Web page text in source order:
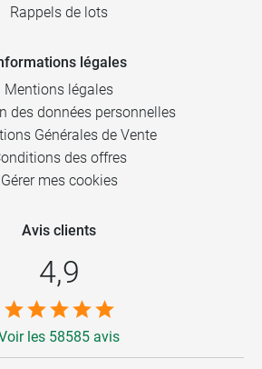
Rappels de lots
légales
Mentions légales
des données personnelles
Générales de Vente
des offres
Gérer mes cookies
Avis clients
4,9
les 58585 avis